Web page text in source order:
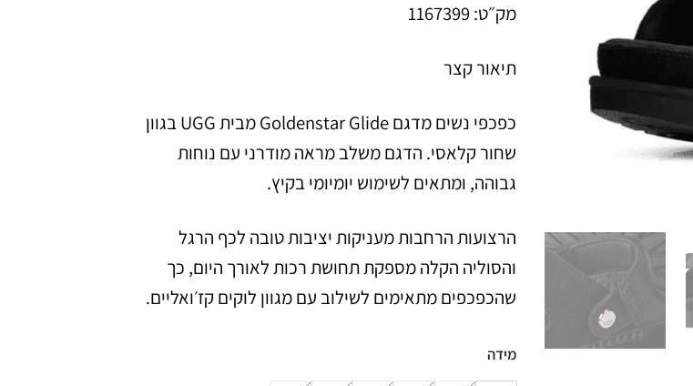
מק״ט: 1167399
תיאור קצר
כפכפי נשים מדגם Goldenstar Glide מבית UGG בגוון
שחור קלאסי. הדגם משלב מראה מודרני עם נוחות
גבוהה, ומתאים לשימוש יומיומי בקיץ.
הרצועות הרחבות מעניקות יציבות טובה לכף הרגל
והסוליה הקלה מספקת תחושת רכות לאורך היום, כך
שהכפכפים מתאימים לשילוב עם מגוון לוקים קז׳ואליים.
מידה